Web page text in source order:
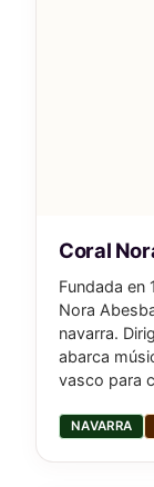
Coral
Fundada en
Nora
navarra.
abarca
vasco para
NAVARRA